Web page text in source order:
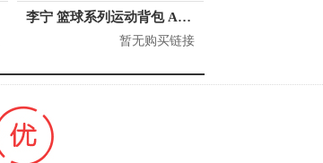
李宁 篮球系列运动背包 ABSQ064
暂无购买链接